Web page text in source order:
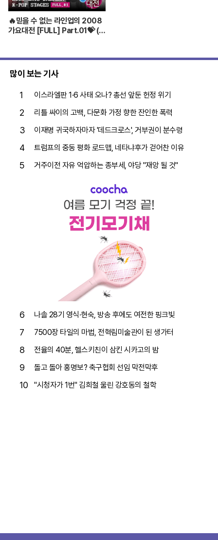
🔥믿을 수 없는 라인업의 2008
가요대전 [FULL] Part.01💝 (BI
많이 보는 기사
1 이스라엘판 1·6 사태 오나? 총선 앞둔 헌정 위기
2 리틀 싸이의 고백, 다문화 가정 향한 잔인한 폭력
3 이재명 귀국하자마자 '데드크로스', 거부권이 분수령
4 트럼프의 중동 평화 로드맵, 네타냐후가 걷어찬 이유
5 거주이전 자유 억압하는 종부세, 야당 "재앙 될 것"
6 나솔 28기 영식·현숙, 방송 후에도 여전한 핑크빛
7 7500장 타일의 마법, 전혁림미술관이 된 생가터
8 전율의 40분, 헬스키친이 삼킨 시카고의 밤
9 돌고 돌아 홍명보? 축구협회 선임 막전막후
10 "시청자가 1번" 김희철 울린 강호동의 철학